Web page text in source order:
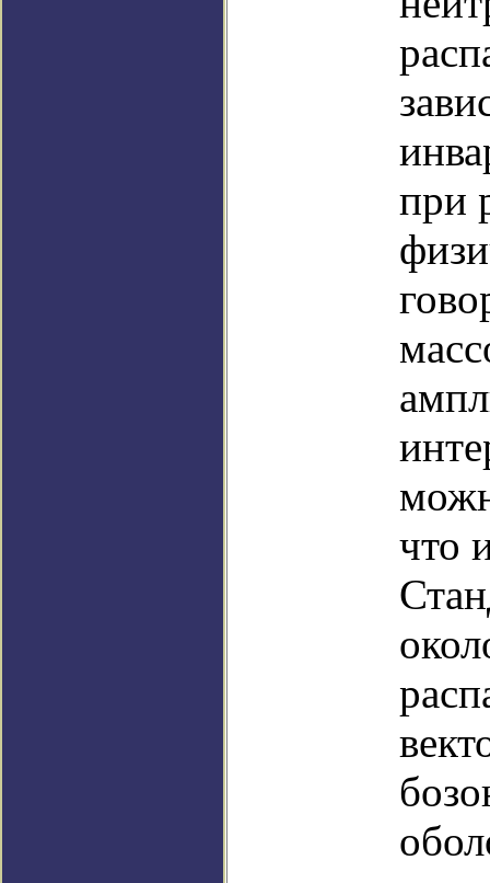
при
что